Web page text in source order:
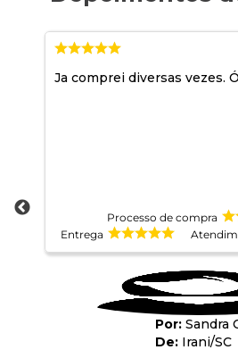
Ja comprei diversas vezes.
Processo de compra
Entrega
Sandra
Irani/SC